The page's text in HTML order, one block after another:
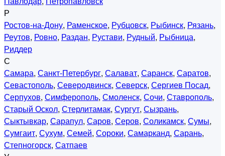
Р
Ростов-на-Дону, Раменское, Рубцовск, Рыбинск, Рязань,
Реутов, Ровно, Раздан, Рустави, Рудный, Рыбница,
Риддер
С
Самара, Санкт-Петербург, Салават, Саранск, Саратов,
Севастополь, Северодвинск, Северск, Сергиев Посад,
Серпухов, Симферополь, Смоленск, Сочи, Ставрополь,
Старый Оскол, Стерлитамак, Сургут, Сызрань,
Сыктывкар, Сарапул, Саров, Серов, Соликамск, Сумы,
Сумгаит, Сухум, Семей, Сороки, Самарканд, Сарань,
Степногорск, Сатпаев